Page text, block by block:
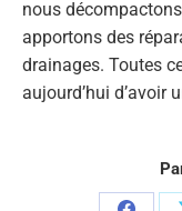
nous
apportons des
drainages. Toutes
aujourd’hui d’avoir